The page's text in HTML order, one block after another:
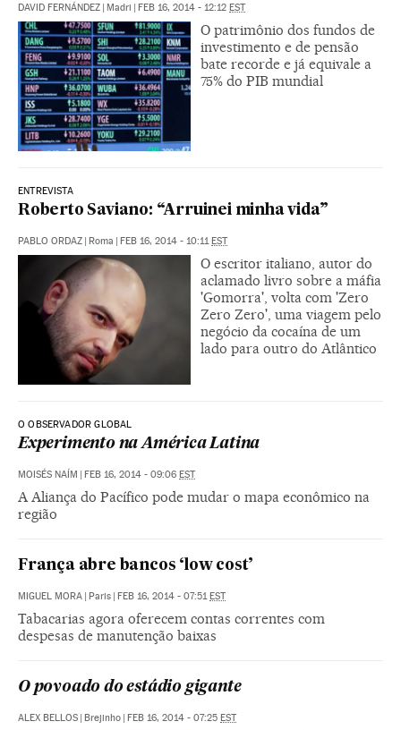
DAVID FERNÁNDEZ | Madri | FEB 16, 2014 - 12:12 EST
O patrimônio dos fundos de
investimento e de pensão
bate recorde e já equivale a
75% do PIB mundial
ENTREVISTA
Roberto Saviano: “Arruinei minha vida”
PABLO ORDAZ | Roma | FEB 16, 2014 - 10:11EST
O escritor italiano, autor do
aclamado livro sobre a máfia
'Gomorra', volta com 'Zero
Zero Zero', uma viagem pelo
negócio da cocaína de um
lado para outro do Atlântico
O OBSERVADOR GLOBAL
Experimento na América Latina
MOISÉS NAÍM | FEB 16, 2014 - 09:06 EST
A Aliança do Pacífico pode mudar o mapa econômico na
região
França abre bancos ‘low cost’
MIGUEL MORA | Paris | FEB 16, 2014 - 07:51EST
Tabacarias agora oferecem contas correntes com
despesas de manutenção baixas
O povoado do estádio gigante
ALEX BELLOS | Brejinho | FEB 16, 2014 - 07:25 EST